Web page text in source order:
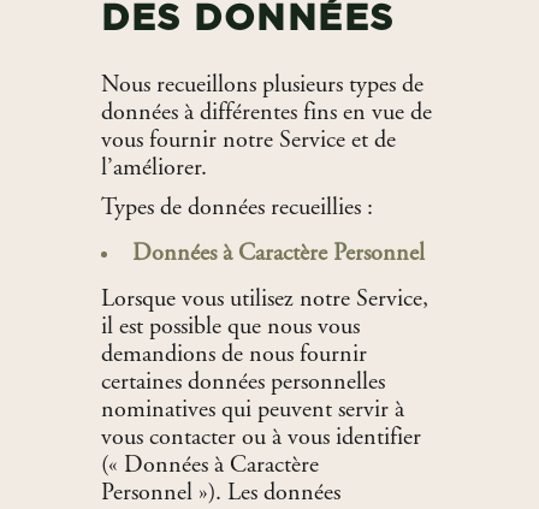
DES DONNÉES
Nous recueillons plusieurs types de
données à différentes fins en vue de
vous fournir notre Service et de
l’améliorer.
Types de données recueillies :
Données à Caractère Personnel
Lorsque vous utilisez notre Service,
il est possible que nous vous
demandions de nous fournir
certaines données personnelles
nominatives qui peuvent servir à
vous contacter ou à vous identifier
(« Données à Caractère
Personnel »). Les données